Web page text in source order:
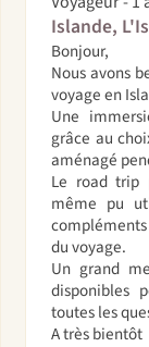
Islande,
Bonjour,
Nous avons
voyage en
Une
grâce au
aménagé
Le road trip
même pu
du voyage.
Un grand
disponibles
toutes les
A très bientôt